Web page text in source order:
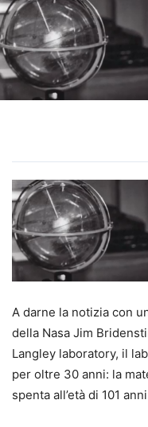
A darne la notizia con
della Nasa Jim
Langley laboratory, il
per oltre 30 anni: la
spenta all’età di 101